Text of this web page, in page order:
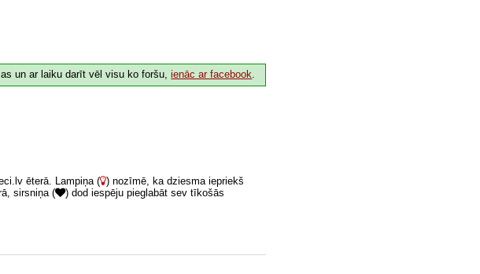
un ar laiku darīt vēl visu ko foršu,ienāc ar facebook.
ēterā. Lampiņa ( ) nozīmē, ka dziesma iepriekš
sirsniņa (
) dod iespēju pieglabāt sev tīkošās